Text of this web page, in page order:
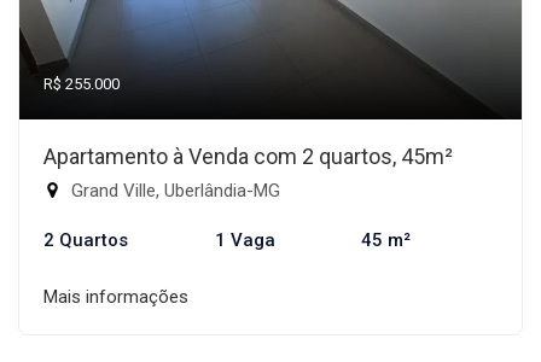
R$ 255.000
Apartamento à Venda com 2 quartos, 45m²
Grand Ville, Uberlândia-MG
2 Quartos 1 Vaga 45 m²
Mais informações